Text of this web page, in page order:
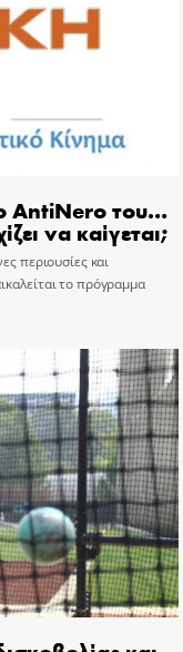
AntiNero του…
να καίγεται;
περιουσίες και
το πρόγραμμα